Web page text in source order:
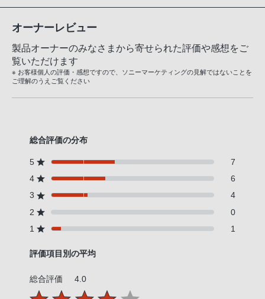
オーナーレビュー
製品オーナーのみなさまから寄せられた評価や感想をご
覧いただけます
※ お客様個人の評価・感想ですので、ソニーマーケティングの見解ではないことを
ご理解のうえご覧ください
総合評価の分布
5
7
4
6
3
4
2
0
1
1
評価項目別の平均
総合評価 4.0